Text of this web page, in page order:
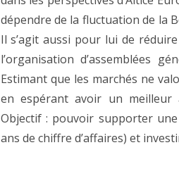
dépendre de la fluctuation de la
Il s’agit aussi pour lui de
l’organisation d’assemblées
Estimant que les marchés ne
en espérant avoir un meilleur
Objectif : pouvoir supporter une
ans de chiffre d’affaires) et